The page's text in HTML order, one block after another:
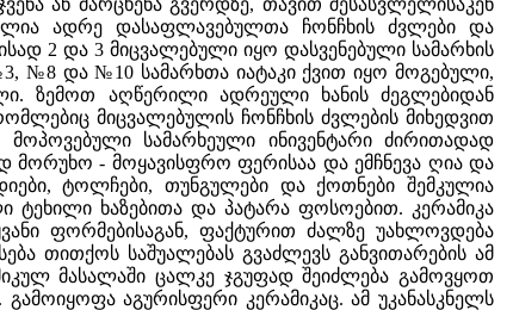
ან მარცხენა გვერდზე, თავით შესასვლელისაკენ
ადრე დასაფლავებულთა ჩონჩხის ძვლები და
2 და 3 მიცვალებული იყო დასვენებული სამარხის
და №10 სამარხთა იატაკი ქვით იყო მოგებული,
ზემოთ აღწერილი ადრეული ხანის ძეგლებიდან
მიცვალებულის ჩონჩხის ძვლების მიხედვით
სამარხეული ინივენტარი ძირითადად
მორუხო - მოყავისფრო ფერისაა და ემჩნევა ღია და
ტოლჩები, თუნგულები და ქოთნები შემკულია
ხაზებითა და პატარა ფოსოებით. კერამიკა
ფორმებისაგან, ფაქტურით ძალზე უახლოვდება
თითქოს საშუალებას გვაძლევს განვითარების ამ
მასალაში ცალკე ჯგუფად შეიძლება გამოვყოთ
აგურისფერი კერამიკაც. ამ უკანასკნელს